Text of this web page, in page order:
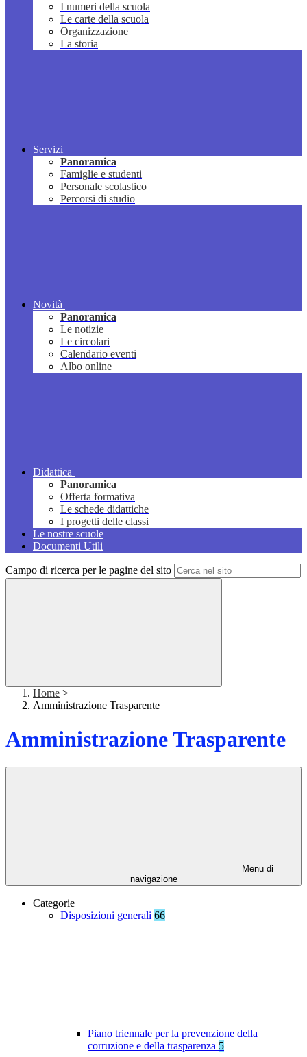
I numeri della scuola
Le carte della scuola
Organizzazione
La storia
Servizi
Panoramica
Famiglie e studenti
Personale scolastico
Percorsi di studio
Novità
Panoramica
Le notizie
Le circolari
Calendario eventi
Albo online
Didattica
Panoramica
Offerta formativa
Le schede didattiche
I progetti delle classi
Le nostre scuole
Documenti Utili
Campo di ricerca per le pagine del sito
Home >
Amministrazione Trasparente
Amministrazione Trasparente
Menu di
navigazione
Categorie
Disposizioni generali 66
Piano triennale per la prevenzione della
corruzione e della trasparenza 5